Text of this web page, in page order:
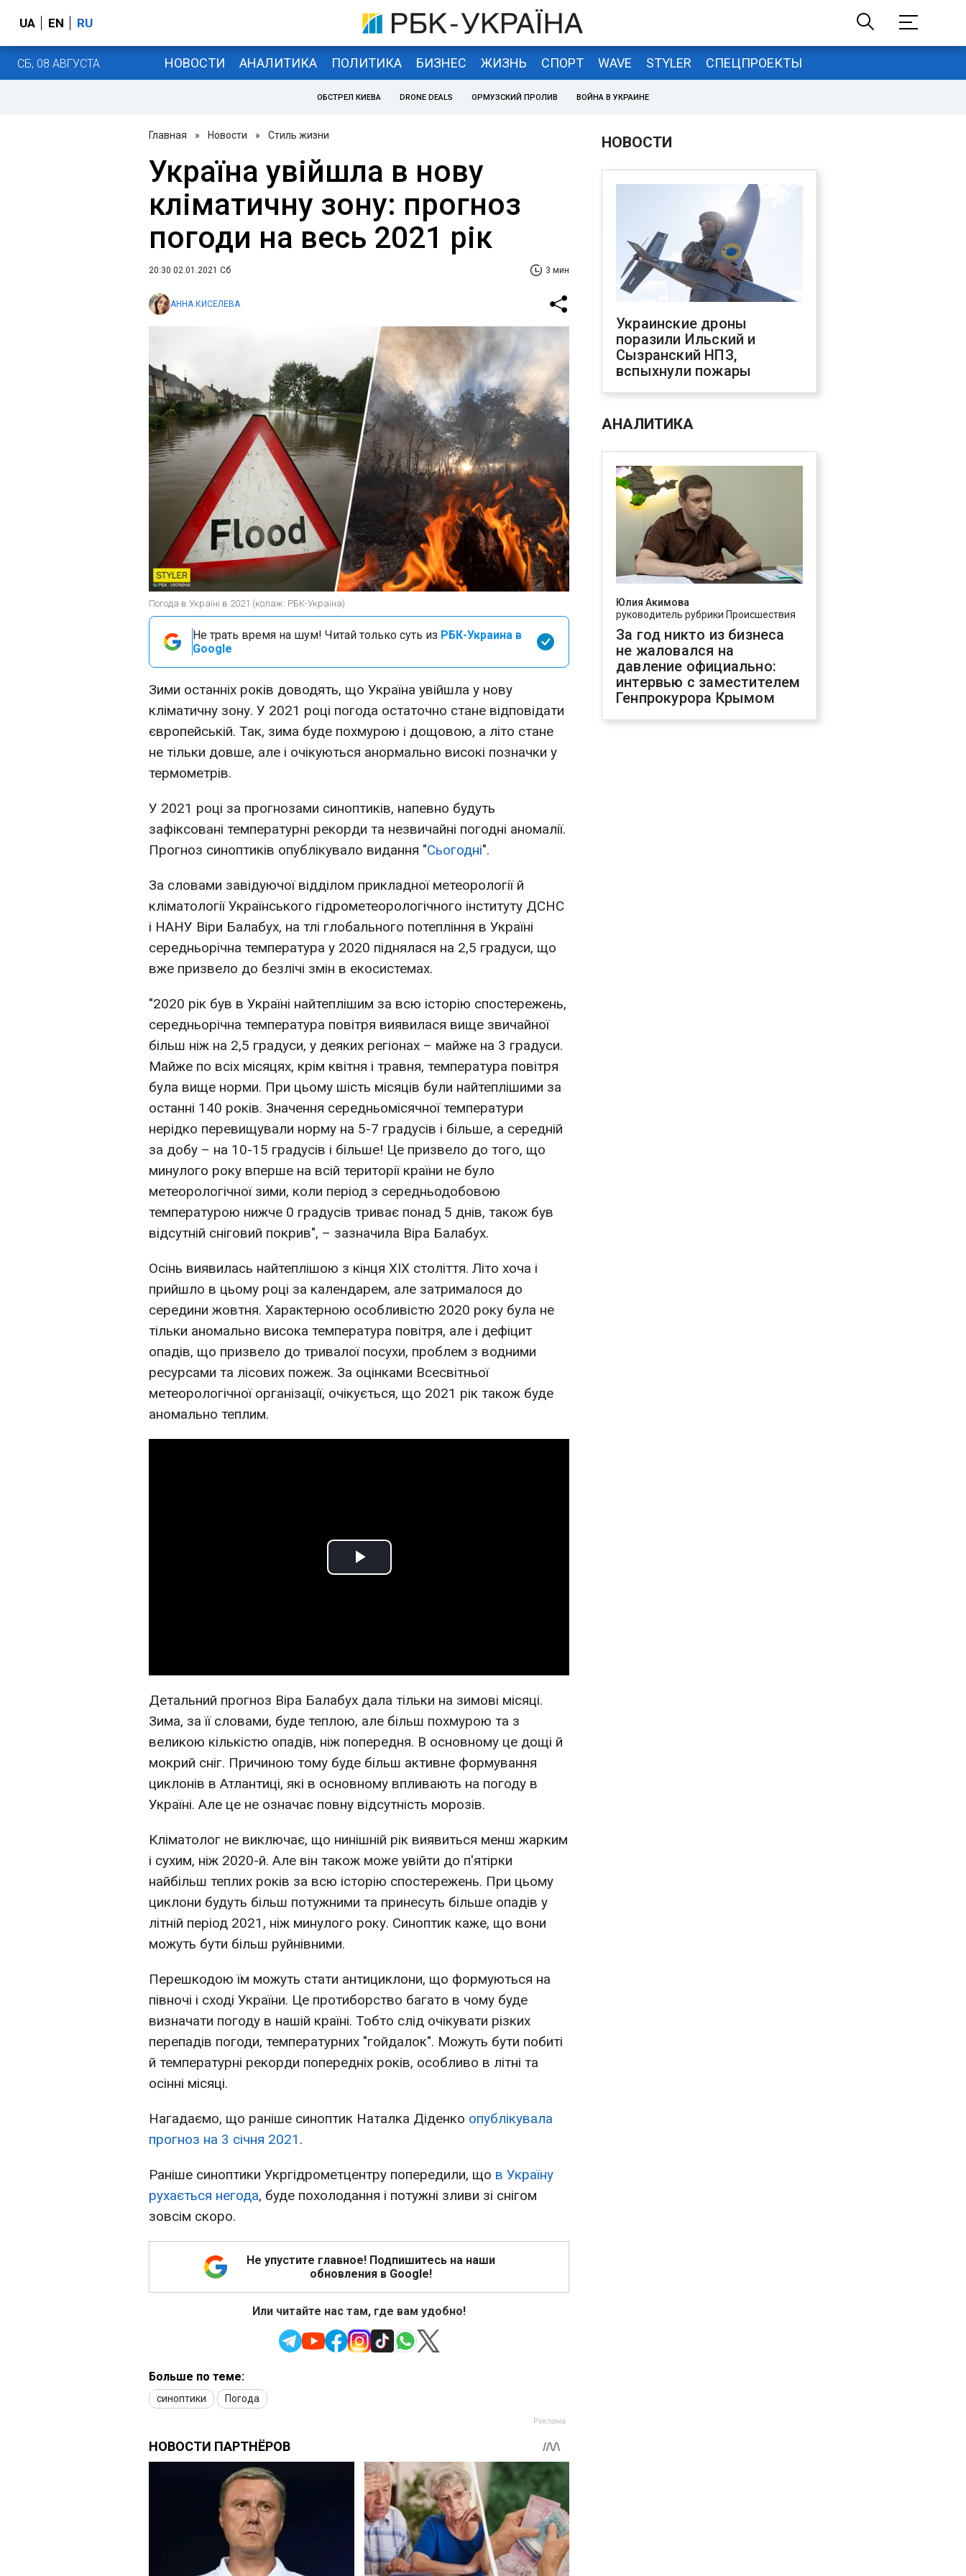
UA EN RU
СБ, 08 АВГУСТА НОВОСТИ АНАЛИТИКА ПОЛИТИКА БИЗНЕС ЖИЗНЬ СПОРТ WAVE STYLER СПЕЦПРОЕКТЫ
ОБСТРЕЛ КИЕВА DRONE DEALS ОРМУЗСКИЙ ПРОЛИВ ВОЙНА В УКРАИНЕ
Главная » Новости » Стиль жизни
Україна увійшла в нову
кліматичну зону: прогноз
погоди на весь 2021 рік
20:30 02.01.2021 Сб 3 мин
АННА КИСЕЛЕВА
Погода в Україні в 2021 (колаж: РБК-Україна)
Не трать время на шум! Читай только суть из РБК-Украина в
Google
Зими останніх років доводять, що Україна увійшла у нову
кліматичну зону. У 2021 році погода остаточно стане відповідати
європейській. Так, зима буде похмурою і дощовою, а літо стане
не тільки довше, але і очікуються анормально високі позначки у
термометрів.
У 2021 році за прогнозами синоптиків, напевно будуть
зафіксовані температурні рекорди та незвичайні погодні аномалії.
Прогноз синоптиків опублікувало видання "Сьогодні".
За словами завідуючої відділом прикладної метеорології й
кліматології Українського гідрометеорологічного інституту ДСНС
і НАНУ Віри Балабух, на тлі глобального потепління в Україні
середньорічна температура у 2020 піднялася на 2,5 градуси, що
вже призвело до безлічі змін в екосистемах.
"2020 рік був в Україні найтеплішим за всю історію спостережень,
середньорічна температура повітря виявилася вище звичайної
більш ніж на 2,5 градуси, у деяких регіонах – майже на 3 градуси.
Майже по всіх місяцях, крім квітня і травня, температура повітря
була вище норми. При цьому шість місяців були найтеплішими за
останні 140 років. Значення середньомісячної температури
нерідко перевищували норму на 5-7 градусів і більше, а середній
за добу – на 10-15 градусів і більше! Це призвело до того, що
минулого року вперше на всій території країни не було
метеорологічної зими, коли період з середньодобовою
температурою нижче 0 градусів триває понад 5 днів, також був
відсутній сніговий покрив", – зазначила Віра Балабух.
Осінь виявилась найтеплішою з кінця XIX століття. Літо хоча і
прийшло в цьому році за календарем, але затрималося до
середини жовтня. Характерною особливістю 2020 року була не
тільки аномально висока температура повітря, але і дефіцит
опадів, що призвело до тривалої посухи, проблем з водними
ресурсами та лісових пожеж. За оцінками Всесвітньої
метеорологічної організації, очікується, що 2021 рік також буде
аномально теплим.
Play
Детальний прогноз Віра Балабух дала тільки на зимові місяці.
Зима, за її словами, буде теплою, але більш похмурою та з
великою кількістю опадів, ніж попередня. В основному це дощі й
мокрий сніг. Причиною тому буде більш активне формування
циклонів в Атлантиці, які в основному впливають на погоду в
Україні. Але це не означає повну відсутність морозів.
Кліматолог не виключає, що нинішній рік виявиться менш жарким
і сухим, ніж 2020-й. Але він також може увійти до п'ятірки
найбільш теплих років за всю історію спостережень. При цьому
циклони будуть більш потужними та принесуть більше опадів у
літній період 2021, ніж минулого року. Синоптик каже, що вони
можуть бути більш руйнівними.
Перешкодою їм можуть стати антициклони, що формуються на
півночі і сході України. Це протиборство багато в чому буде
визначати погоду в нашій країні. Тобто слід очікувати різких
перепадів погоди, температурних "гойдалок". Можуть бути побиті
й температурні рекорди попередніх років, особливо в літні та
осінні місяці.
Нагадаємо, що раніше синоптик Наталка Діденко опублікувала
прогноз на 3 січня 2021 .
Раніше синоптики Укргідрометцентру попередили, що в Україну
рухається негода, буде похолодання і потужні зливи зі снігом
зовсім скоро.
Не упустите главное! Подпишитесь на наши
обновления в Google!
Или читайте нас там, где вам удобно!
Больше по теме:
синоптики Погода
НОВОСТИ
Украинские дроны
поразили Ильский и
Сызранский НПЗ,
вспыхнули пожары
АНАЛИТИКА
Юлия Акимова
руководитель рубрики Происшествия
За год никто из бизнеса
не жаловался на
давление официально:
интервью с заместителем
Генпрокурора Крымом